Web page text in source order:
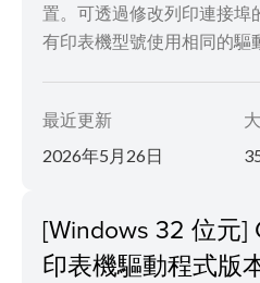
置。可透過修改列印連接埠
有印表機型號使用相同的驅
最近更新
2026年5月26日
[Windows 32 位元]
印表機驅動程式版